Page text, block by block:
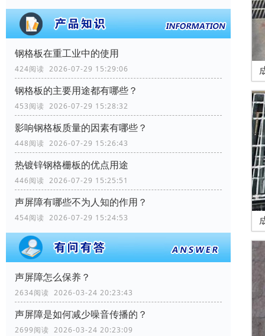
钢格板在重工业中的使用
424阅读 2026-07-29 15:29:06
钢格板的主要用途都有哪些？
453阅读 2026-07-29 15:28:32
影响钢格板质量的因素有哪些？
448阅读 2026-07-29 15:26:43
热镀锌钢格栅板的优点用途
446阅读 2026-07-29 15:25:51
声屏障有哪些不为人知的作用？
454阅读 2026-07-29 15:24:53
声屏障怎么保养？
2634阅读 2026-03-24 20:23:43
声屏障是如何减少噪音传播的？
2699阅读 2026-03-24 20:23:09